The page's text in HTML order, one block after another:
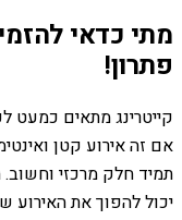
מתי כדאי
פתרון!
קייטרינג מתאים כמעט
אם זה אירוע קטן
תמיד חלק מרכזי
יכול להפוך את האירוע